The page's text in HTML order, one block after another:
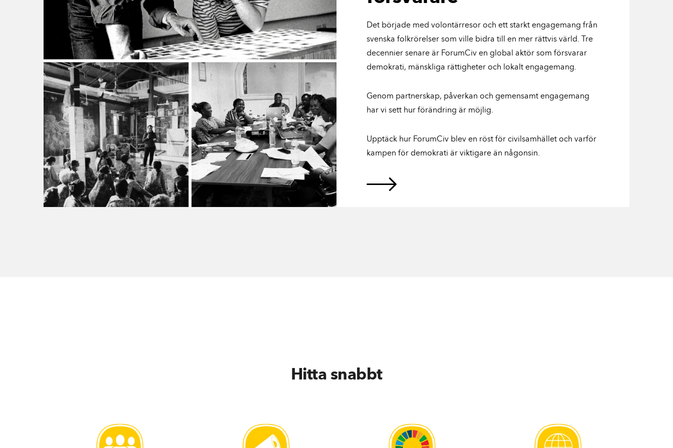
Det började med volontärresor och ett starkt engagemang från
svenska folkrörelser som ville bidra till en mer rättvis värld. Tre
decennier senare är ForumCiv en global aktör som försvarar
demokrati, mänskliga rättigheter och lokalt engagemang.
Genom partnerskap, påverkan och gemensamt engagemang
har vi sett hur förändring är möjlig.
Upptäck hur ForumCiv blev en röst för civilsamhället och varför
kampen för demokrati är viktigare än någonsin.
Hitta snabbt